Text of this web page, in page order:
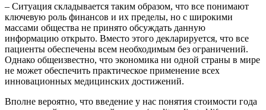
– Ситуация складывается таким образом, что все понимают
ключевую роль финансов и их пределы, но с широкими
массами общества не принято обсуждать данную
информацию открыто. Вместо этого декларируется, что все
пациенты обеспечены всем необходимым без ограничений.
Однако общеизвестно, что экономика ни одной страны в мире
не может обеспечить практическое применение всех
инновационных медицинских достижений.
Вполне вероятно, что введение у нас понятия стоимости года